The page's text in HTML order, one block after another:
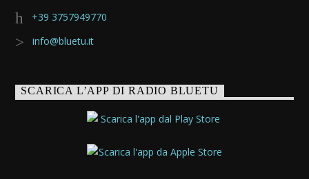
+39 3757949770
info@bluetu.it
SCARICA L’APP DI RADIO BLUETU